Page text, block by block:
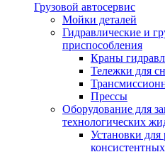
Грузовой автосервис
Мойки деталей
Гидравлические и
приспособления
Краны
Тележки для
Прессы
Оборудование для
технологических
Установки для